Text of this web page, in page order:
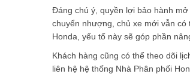
Đáng chú ý, quyền lợi bảo hành
chuyển nhượng, chủ xe mới vẫn
Honda, yếu tố này sẽ góp phần
Khách hàng cũng có thể theo dõi
liên hệ hệ thống Nhà Phân phối